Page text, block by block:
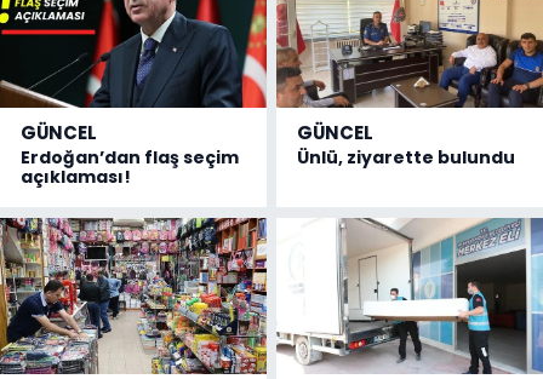
GÜNCEL
Erdoğan’dan flaş seçim
açıklaması!
GÜNCEL
Ünlü, ziyarette bulundu